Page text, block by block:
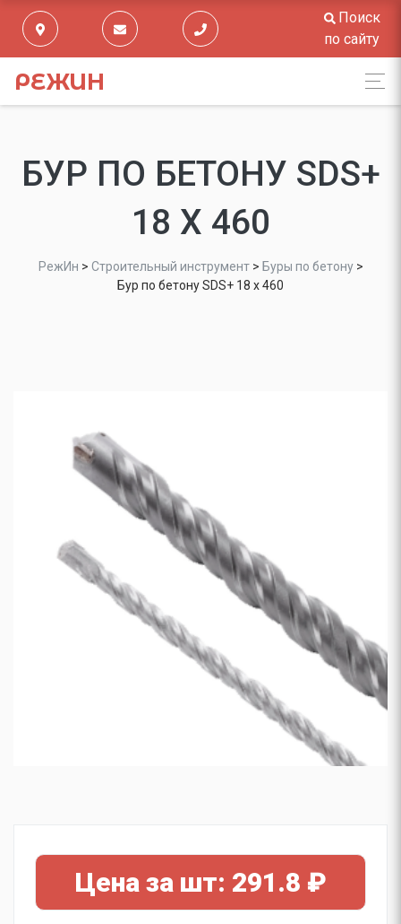
Поиск
по сайту
РЕЖИН
БУР ПО БЕТОНУ SDS+
18 Х 460
РежИн > Строительный инструмент> Буры по бетону>
Бур по бетону SDS+ 18 х 460
Цена за шт: 291.8 ₽